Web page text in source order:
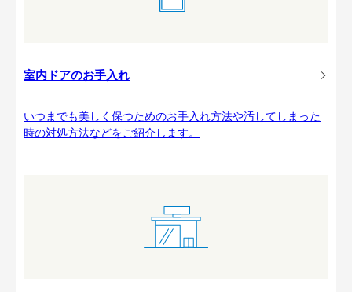
室内ドアのお手入れ
いつまでも美しく保つためのお手入れ方法や汚してしまった
時の対処方法などをご紹介します。